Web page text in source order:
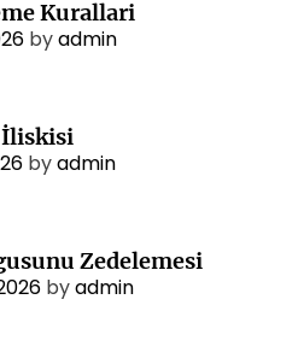
Kurallari
byadmin
İliskisi
byadmin
Zedelemesi
byadmin